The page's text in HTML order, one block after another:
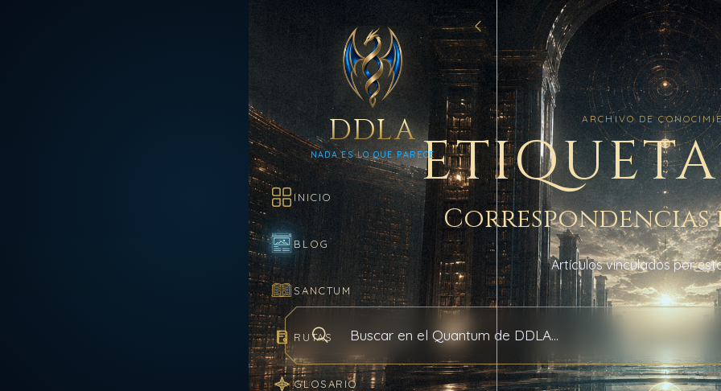
DDLA
NADA ES LO QUE PARECE
INICIO
BLOG
SANCTUM
RUTAS
GLOSARIO
ARCHIVO DE
Artículos vinculados por
Buscar en el archivo